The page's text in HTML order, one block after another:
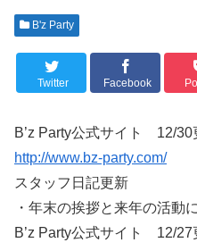
B'z Party
Twitter Facebook
B’z Party公式サイト 12/30
http://www.bz-party.com/
スタッフ日記更新
・年末の挨拶と来年の活動
B’z Party公式サイト 12/27